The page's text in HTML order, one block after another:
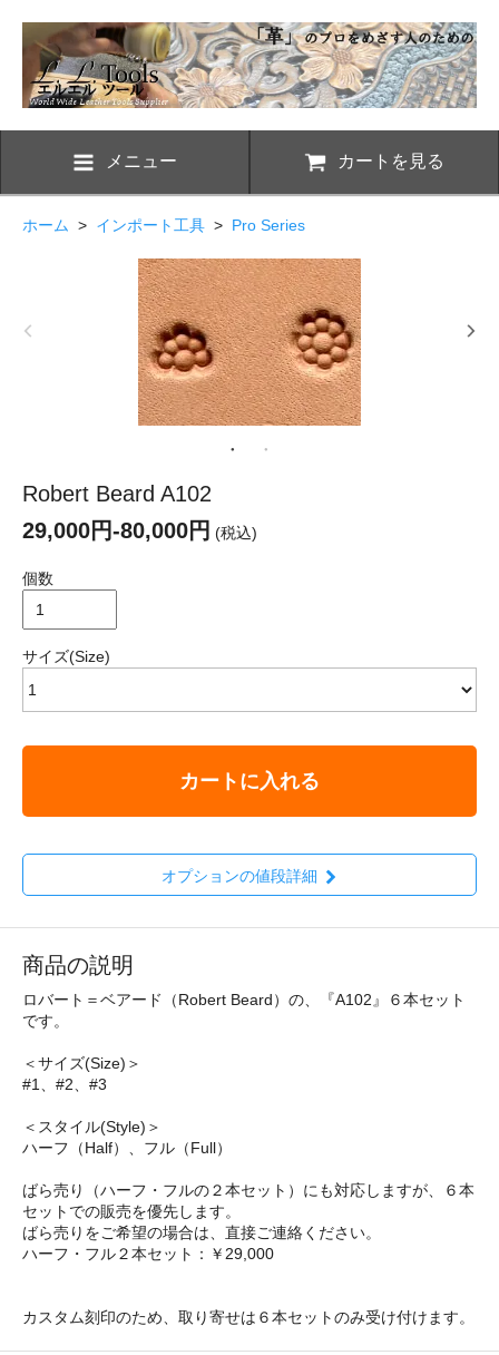
メニュー カートを見る
ホーム > インポート工具 > Pro Series
Robert Beard A102
29,000円-80,000円 (税込)
個数
サイズ(Size)
カートに入れる
オプションの値段詳細
商品の説明
ロバート＝ベアード（Robert Beard）の、『A102』６本セット
です。
＜サイズ(Size)＞
#1、#2、#3
＜スタイル(Style)＞
ハーフ（Half）、フル（Full）
ばら売り（ハーフ・フルの２本セット）にも対応しますが、６本
セットでの販売を優先します。
ばら売りをご希望の場合は、直接ご連絡ください。
ハーフ・フル２本セット：￥29,000
カスタム刻印のため、取り寄せは６本セットのみ受け付けます。